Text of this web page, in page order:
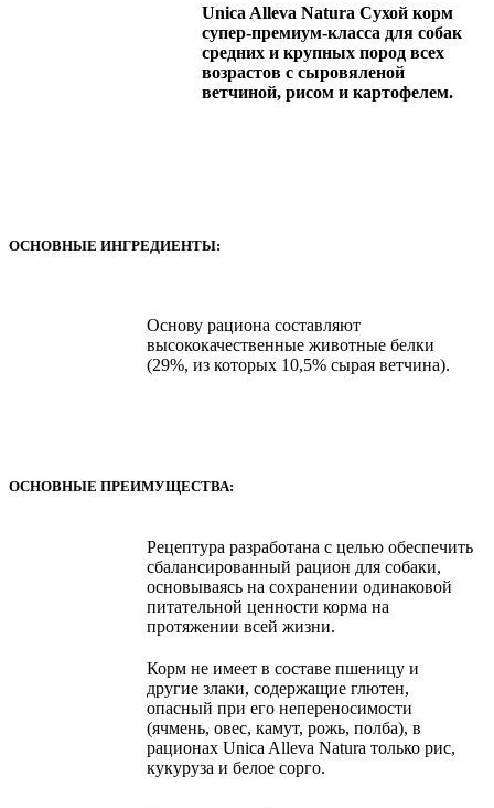
Unica Alleva Natura Сухой корм
супер-премиум-класса для собак
средних и крупных пород всех
возрастов с сыровяленой
ветчиной, рисом и картофелем.
ОСНОВНЫЕ ИНГРЕДИЕНТЫ:
Основу рациона составляют
высококачественные животные белки
(29%, из которых 10,5% сырая ветчина).
ОСНОВНЫЕ ПРЕИМУЩЕСТВА:
Рецептура разработана с целью обеспечить
сбалансированный рацион для собаки,
основываясь на сохранении одинаковой
питательной ценности корма на
протяжении всей жизни.
Корм не имеет в составе пшеницу и
другие злаки, содержащие глютен,
опасный при его непереносимости
(ячмень, овес, камут, рожь, полба), в
рационах Unica Alleva Natura только рис,
кукуруза и белое сорго.